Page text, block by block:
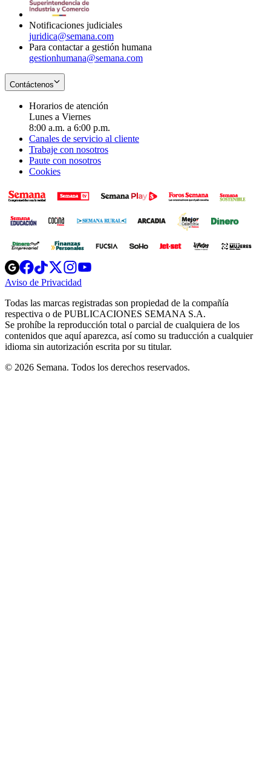
Notificaciones judiciales
juridica@semana.com
Para contactar a gestión humana
gestionhumana@semana.com
Contáctenos
Horarios de atención
Lunes a Viernes
8:00 a.m. a 6:00 p.m.
Canales de servicio al cliente
Trabaje con nosotros
Paute con nosotros
Cookies
Opens
in
new
Opens
in
new
Opens
in
new
window
Opens
new
windowwindow
Aviso de Privacidad
new
window
Todas las marcas registradas son propiedad de la compañía
respectiva o de PUBLICACIONES SEMANA S.A.
Se prohíbe la reproducción total o parcial de cualquiera de los
contenidos que aquí aparezca, así como su traducción a cualquier
idioma sin autorización escrita por su titular.
© 2026 Semana. Todos los derechos reservados.